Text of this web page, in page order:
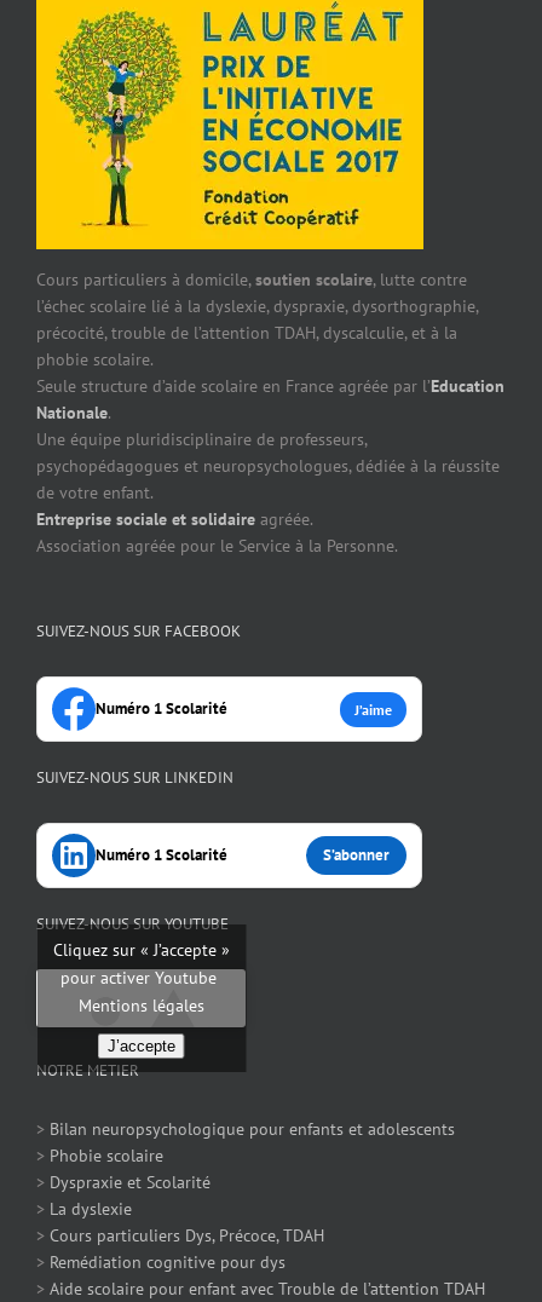
Cours particuliers à domicile,soutien scolaire, lutte contre
l’échec scolaire lié à la dyslexie, dyspraxie, dysorthographie,
précocité, trouble de l’attention TDAH, dyscalculie, et à la
phobie scolaire.
Seule structure d’aide scolaire en France agréée par l’Education
Nationale.
Une équipe pluridisciplinaire de professeurs,
psychopédagogues et neuropsychologues, dédiée à la réussite
de votre enfant.
Entreprise sociale et solidaire agréée.
Association agréée pour le Service à la Personne.
SUIVEZ-NOUS SUR FACEBOOK
Numéro 1 Scolarité J’aime
SUIVEZ-NOUS SUR LINKEDIN
Numéro 1 Scolarité S’abonner
SUIVEZ-NOUS SUR YOUTUBE
Cliquez sur « J’accepte »
pour activer Youtube
Mentions légales
J’accepte
NOTRE METIER
> Bilan neuropsychologique pour enfants et adolescents
> Phobie scolaire
> Dyspraxie et Scolarité
> La dyslexie
> Cours particuliers Dys, Précoce, TDAH
> Remédiation cognitive pour dys
> Aide scolaire pour enfant avec Trouble de l’attention TDAH